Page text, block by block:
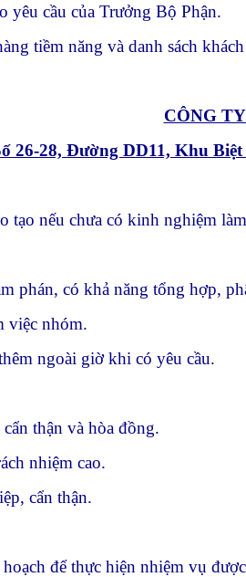
yêu cầu của Trưởng Bộ Phận.
tiềm năng và danh sách
CÔNG
26-28, Đường DD11, Khu
tạo nếu chưa có kinh nghiệm
phán, có khả năng tổng hợp,
việc nhóm.
ngoài giờ khi có yêu cầu.
thận và hòa đồng.
nhiệm cao.
cẩn thận.
để thực hiện nhiệm vụ